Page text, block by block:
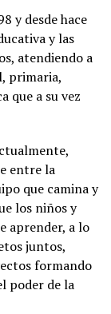
y desde hace
y las
atendiendo a
primaria,
que a su vez
entre la
que camina y
los niños y
aprender, a lo
juntos,
formando
poder de la